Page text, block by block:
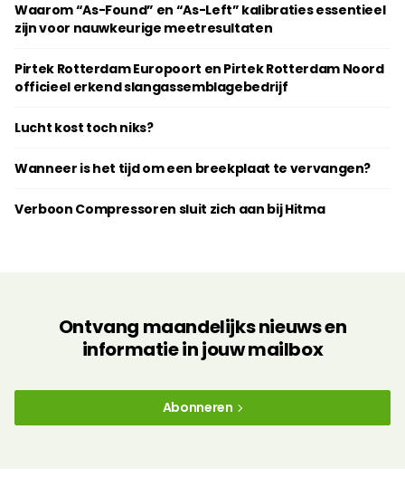
Waarom “As-Found” en “As-Left” kalibraties essentieel
zijn voor nauwkeurige meetresultaten
Pirtek Rotterdam Europoort en Pirtek Rotterdam Noord
officieel erkend slangassemblagebedrijf
Lucht kost toch niks?
Wanneer is het tijd om een breekplaat te vervangen?
Verboon Compressoren sluit zich aan bij Hitma
Ontvang maandelijks nieuws en
informatie in jouw mailbox
Abonneren